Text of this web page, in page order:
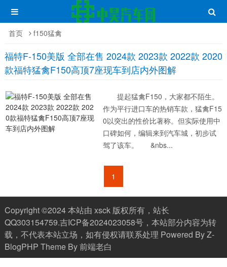
首页 f150猛禽
福特F-150美版 全部在售 2024款 2023款 2022款 2020
款福特猛禽F150高顶7座现车到店内外图解
提起猛禽F150，大家都不陌生。
作为平行进口车的热销车款，猛禽F15
0以突出的性价比著称。但实际使用中
口碑如何，编辑来到汽车城，初步试
驾了该车。 &nbs...
1
Copyright ©2024 本站由 xsck 版权所有，站长
QQ303154759.吉ICP备2024023058号，本站部分内容为转
载，不代表本站立场，如有侵权请联系处理 Powered ByZ-
BlogPHP Theme By前端老白